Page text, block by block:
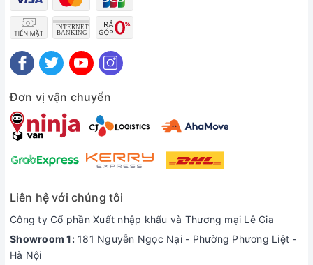
Cụm 3 lõi lọc thô tích hợp Hòa Phát Ultra F3.0
(PP 5 micron, Than hoạt tính, PP 1 micron) dễ
dàng thay thế, tăng lưu lượng nước qua bộ lọc
và giảm nguy cơ tắc nghẽn của hệ thống trong
quá trình sử dụng
Đơn vị vận chuyển
Liên hệ với chúng tôi
Công ty Cổ phần Xuất nhập khẩu và Thương mại Lê Gia
Showroom 1:181 Nguyễn Ngọc Nại - Phường Phương Liệt -
Hà Nội